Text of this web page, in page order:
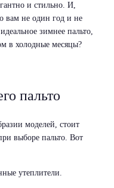
и стильно. И,
вам не один год и не
зимнее пальто,
в холодные месяцы?
пальто
моделей, стоит
выборе пальто. Вот
утеплители.